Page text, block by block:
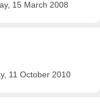
15 March 2008
11 October 2010